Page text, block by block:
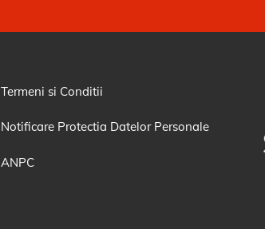
Termeni si Conditii
Notificare Protectia Datelor Personale
ANPC